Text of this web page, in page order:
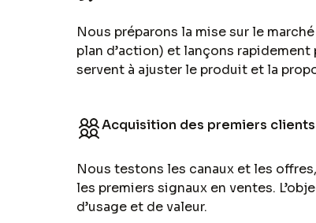
Nous préparons la mise sur le
plan d’action) et lançons
servent à ajuster le produit et la
Acquisition des premiers clients
Nous testons les canaux et les
les premiers signaux en ventes.
d’usage et de valeur.